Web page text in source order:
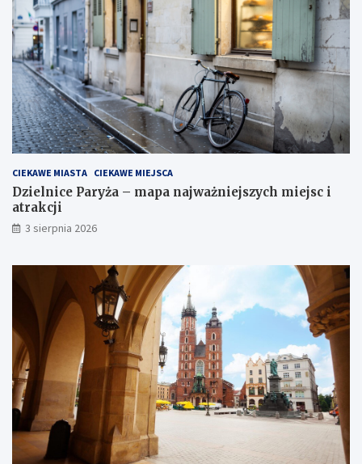
CIEKAWE MIASTA CIEKAWE MIEJSCA
Dzielnice Paryża – mapa najważniejszych miejsc i
atrakcji
3 sierpnia 2026